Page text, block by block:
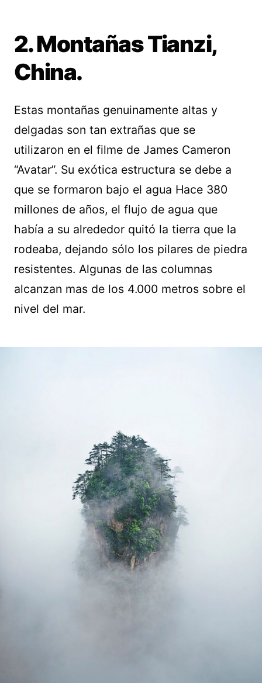
2. Montañas Tianzi,
China.
Estas montañas genuinamente altas y
delgadas son tan extrañas que se
utilizaron en el filme de James Cameron
“Avatar”. Su exótica estructura se debe a
que se formaron bajo el agua Hace 380
millones de años, el flujo de agua que
había a su alrededor quitó la tierra que la
rodeaba, dejando sólo los pilares de piedra
resistentes. Algunas de las columnas
alcanzan mas de los 4.000 metros sobre el
nivel del mar.